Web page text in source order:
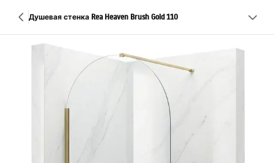
Душевая стенка Rea Heaven Brush Gold 110